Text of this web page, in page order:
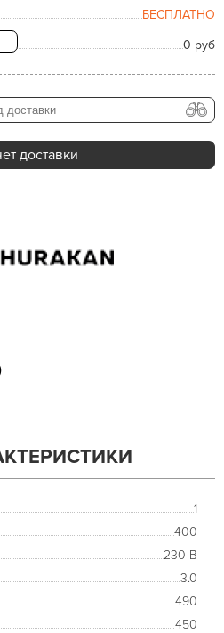
БЕСПЛАТНО
0 руб
доставки
1
400
230 В
3.0
490
450